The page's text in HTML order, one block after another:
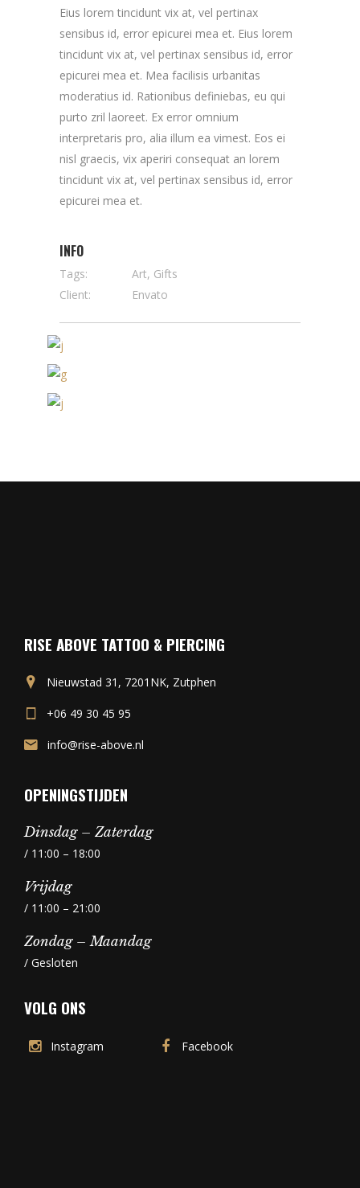
Eius lorem tincidunt vix at, vel pertinax
sensibus id, error epicurei mea et. Eius lorem
tincidunt vix at, vel pertinax sensibus id, error
epicurei mea et. Mea facilisis urbanitas
moderatius id. Rationibus definiebas, eu qui
purto zril laoreet. Ex error omnium
interpretaris pro, alia illum ea vimest. Eos ei
nisl graecis, vix aperiri consequat an lorem
tincidunt vix at, vel pertinax sensibus id, error
epicurei mea et.
INFO
Tags:
Art, Gifts
Client:
Envato
RISE ABOVE TATTOO & PIERCING
Nieuwstad 31, 7201NK, Zutphen
+06 49 30 45 95
info@rise-above.nl
OPENINGSTIJDEN
Dinsdag – Zaterdag
/ 11:00 – 18:00
Vrijdag
/ 11:00 – 21:00
Zondag – Maandag
/ Gesloten
VOLG ONS
Instagram Facebook